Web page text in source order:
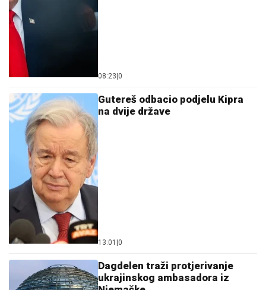
08:23|0
Gutereš odbacio podjelu Kipra
na dvije države
13:01 |0
Dagdelen traži protjerivanje
ukrajinskog ambasadora iz